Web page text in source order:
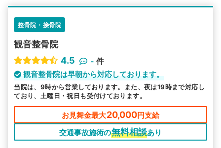
検索する
駅から探す 院名から探す
整骨院・接骨院
観音整骨院
4.5
- 件
観音整骨院は早朝から対応しております。
当院は、9時から営業しております。また、夜は19時まで対応し
ており、土曜日・祝日も受付けております。
お見舞金最大20,000円支給
交通事故施術の無料相談あり